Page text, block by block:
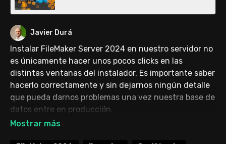
Javier Durá
Instalar FileMaker Server 2024 en nuestro servidor no
es únicamente hacer unos pocos clicks en las
distintas ventanas del instalador. Es importante saber
hacerlo correctamente y sin dejarnos ningún detalle
que pueda darnos problemas una vez nuestra base de
datos entre en producción.